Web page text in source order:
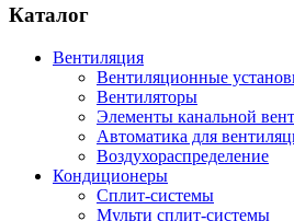
Каталог
Вентиляция
Вентиляционные
Вентиляторы
Элементы канальной
Автоматика для
Воздухораспределение
Кондиционеры
Сплит-системы
Мульти сплит-системы